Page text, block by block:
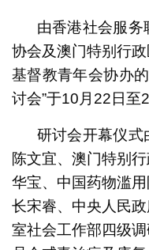
由香港社会服
协会及澳门特别行
基督教青年会协办
讨会”于10月22日至
研讨会开幕仪式
陈文宜、澳门特别
华宝、中国药物滥
长宋睿、中央人民
室社会工作部四级